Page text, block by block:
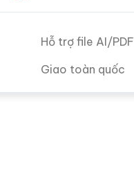
Hỗ trợ file AI/PDF
Giao toàn quốc